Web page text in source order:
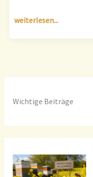
weiterlesen...
Wichtige Beiträge